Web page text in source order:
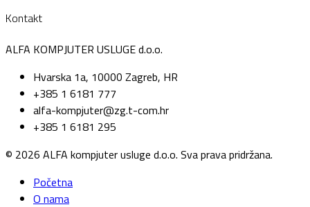
Kontakt
ALFA KOMPJUTER USLUGE d.o.o.
Hvarska 1a, 10000 Zagreb, HR
+385 1 6181 777
alfa-kompjuter@zg.t-com.hr
+385 1 6181 295
© 2026 ALFA kompjuter usluge d.o.o. Sva prava pridržana.
Početna
O nama